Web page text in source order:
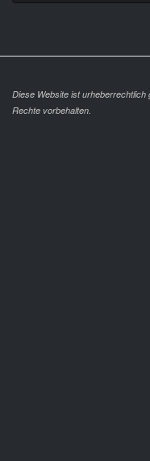
Diese Website ist
Rechte vorbehalten.